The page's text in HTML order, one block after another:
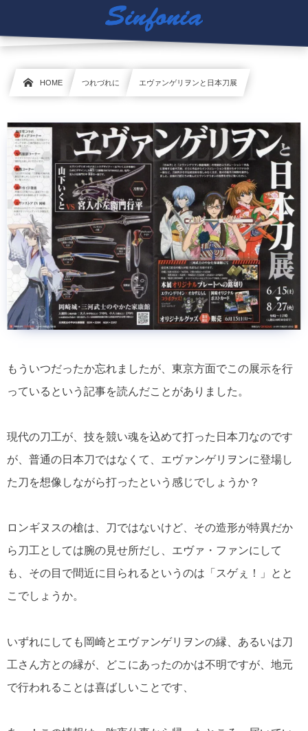
HOME つれづれに エヴァンゲリヲンと日本刀展
もういつだったか忘れましたが、東京方面でこの展示を行
っているという記事を読んだことがありました。
現代の刀工が、技を競い魂を込めて打った日本刀なのです
が、普通の日本刀ではなくて、エヴァンゲリヲンに登場し
た刀を想像しながら打ったという感じでしょうか？
ロンギヌスの槍は、刀ではないけど、その造形が特異だか
ら刀工としては腕の見せ所だし、エヴァ・ファンにして
も、その目で間近に目られるというのは「スゲぇ！」とと
こでしょうか。
いずれにしても岡崎とエヴァンゲリヲンの縁、あるいは刀
工さん方との縁が、どこにあったのかは不明ですが、地元
で行われることは喜ばしいことです、